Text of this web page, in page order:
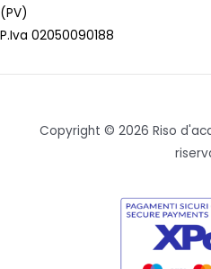
(PV)
P.Iva 02050090188
Copyright © 2026 Riso